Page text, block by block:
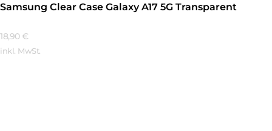
Samsung Clear Case Galaxy A17 5G Transparent
18,90 €
inkl. MwSt.